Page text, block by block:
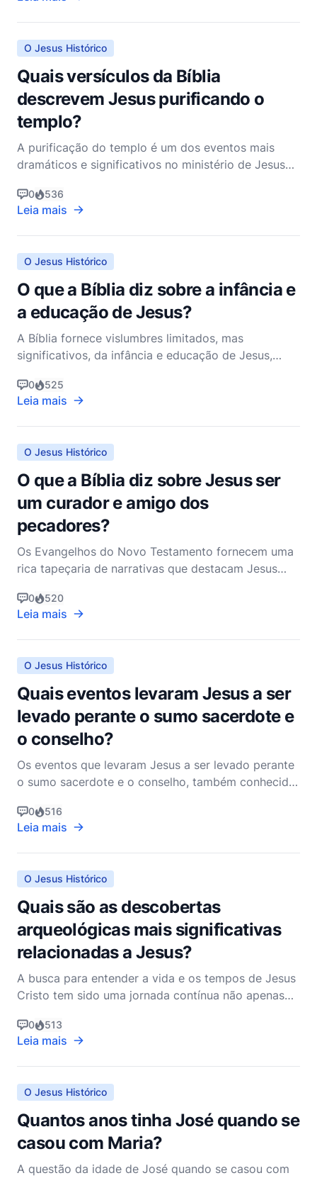
ministério. Como pastor cristão não
denominacional, explora
O Jesus Histórico
Quais versículos da Bíblia
descrevem Jesus purificando o
templo?
A purificação do templo é um dos eventos mais
dramáticos e significativos no ministério de Jesus
quatro Evangelhos—Mateus, Marcos, Lucas e João
—cada um fornecendo sua perspectiva única sobre
o evento. Este ato de indignação justa revela muito
sobre o
0 536
Leia mais
O Jesus Histórico
O que a Bíblia diz sobre a infância e
a educação de Jesus?
A Bíblia fornece vislumbres limitados, mas
significativos, da infância e educação de Jesus,
Lucas. Esses relatos, embora breves, oferecem
profundos insights sobre Sua vida inicial e o
ambiente que o moldou. À medida que exploramos
essas passagens, po
0 525
Leia mais
O Jesus Histórico
O que a Bíblia diz sobre Jesus ser
um curador e amigo dos
pecadores?
Os Evangelhos do Novo Testamento fornecem uma
rica tapeçaria de narrativas que destacam Jesus
dos pecadores. Essas representações não são
meramente relatos históricos, mas também
afirmações teológicas que revelam o caráter e a
missão de Jesus. À medida qu
0 520
Leia mais
O Jesus Histórico
Quais eventos levaram Jesus a ser
levado perante o sumo sacerdote e
o conselho?
Os eventos que levaram Jesus a ser levado perante
o sumo sacerdote e o conselho, também conhecido
com Seu ministério, Seus ensinamentos e o clima
sociopolítico da Judeia do primeiro século.
Compreender esses eventos requer uma visão
abrangente das na
0 516
Leia mais
O Jesus Histórico
Quais são as descobertas
arqueológicas mais significativas
relacionadas a Jesus?
A busca para entender a vida e os tempos de Jesus
Cristo tem sido uma jornada contínua não apenas
mas também para arqueólogos. Esses
pesquisadores mergulham nos vestígios físicos de
épocas passadas, buscando conexões tangíveis
com as narrativas sagr
0 513
Leia mais
O Jesus Histórico
Quantos anos tinha José quando se
casou com Maria?
A questão da idade de José quando se casou com